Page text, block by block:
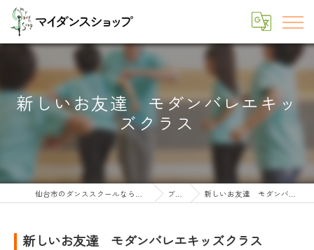
新しいお友達 モダンバレエキッ
ズクラス
仙台市のダンススクールならマイダンスショップ ブログ 新しいお友達 モダンバレエキッズクラス
新しいお友達 モダンバレエキッズクラス